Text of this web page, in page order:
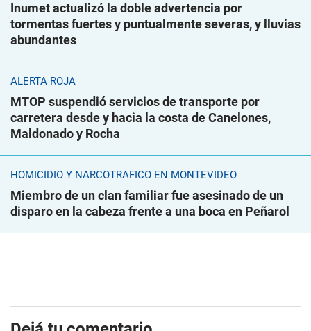
Inumet actualizó la doble advertencia por
tormentas fuertes y puntualmente severas, y lluvias
abundantes
ALERTA ROJA
MTOP suspendió servicios de transporte por
carretera desde y hacia la costa de Canelones,
Maldonado y Rocha
HOMICIDIO Y NARCOTRÁFICO EN MONTEVIDEO
Miembro de un clan familiar fue asesinado de un
disparo en la cabeza frente a una boca en Peñarol